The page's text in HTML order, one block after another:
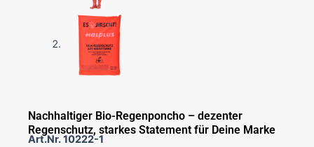
Nachhaltiger Bio-Regenponcho – dezenter
Regenschutz, starkes Statement für Deine Marke
Art.Nr.10222-1